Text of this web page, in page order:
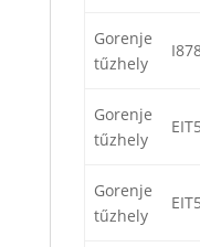
Gorenje
tűzhely
Gorenje
tűzhely
Gorenje
tűzhely